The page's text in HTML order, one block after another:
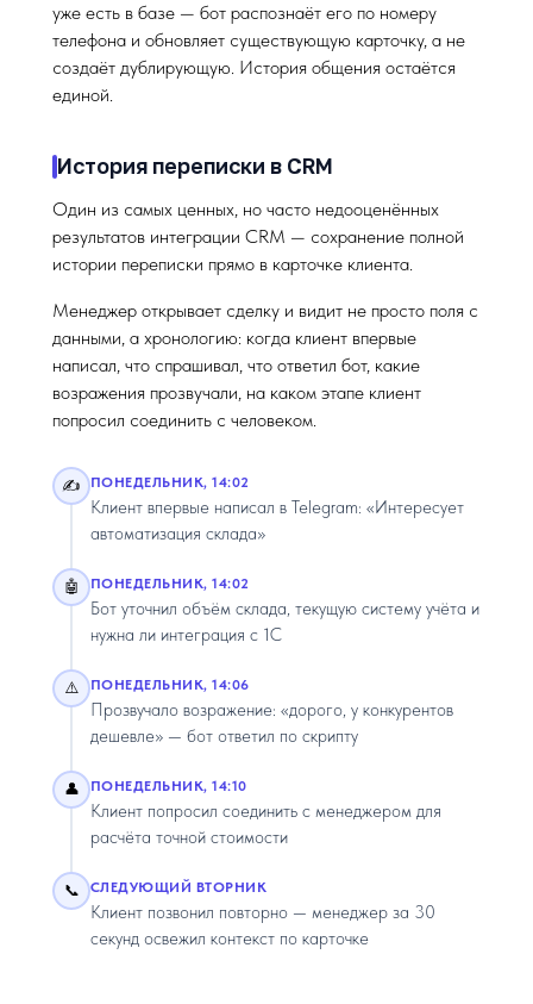
уже есть в базе — бот распознаёт его по номеру
телефона и обновляет существующую карточку, а не
создаёт дублирующую. История общения остаётся
единой.
История переписки в CRM
Один из самых ценных, но часто недооценённых
результатов интеграции CRM — сохранение полной
истории переписки прямо в карточке клиента.
Менеджер открывает сделку и видит не просто поля с
данными, а хронологию: когда клиент впервые
написал, что спрашивал, что ответил бот, какие
возражения прозвучали, на каком этапе клиент
попросил соединить с человеком.
✍️ ПОНЕДЕЛЬНИК, 14:02
Клиент впервые написал в Telegram: «Интересует
автоматизация склада»
🤖 ПОНЕДЕЛЬНИК, 14:02
Бот уточнил объём склада, текущую систему учёта и
нужна ли интеграция с 1С
⚠️ ПОНЕДЕЛЬНИК, 14:06
Прозвучало возражение: «дорого, у конкурентов
дешевле» — бот ответил по скрипту
👤 ПОНЕДЕЛЬНИК, 14:10
Клиент попросил соединить с менеджером для
расчёта точной стоимости
📞 СЛЕДУЮЩИЙ ВТОРНИК
Клиент позвонил повторно — менеджер за 30
секунд освежил контекст по карточке